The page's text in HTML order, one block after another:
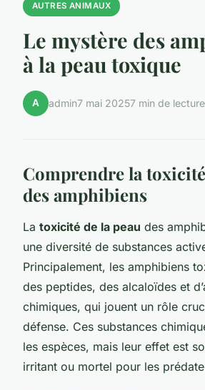
AUTRES ANIMAUX
Le mystère des
à la peau toxique
A admin7 mai 20257 min de lecture
Comprendre la
des amphibiens
La toxicité de la peau des
une diversité de substances
Principalement, les amphibiens
des peptides, des alcaloïdes et
chimiques, qui jouent un rôle
défense. Ces substances
les espèces, mais leur effet est
irritant ou mortel pour les